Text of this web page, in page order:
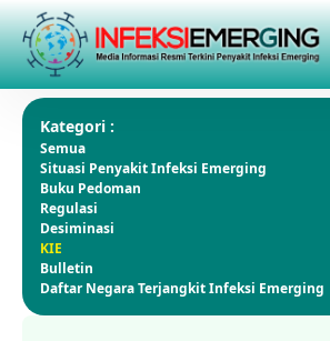
Kategori :
Semua
Situasi Penyakit Infeksi Emerging
Buku Pedoman
Regulasi
Desiminasi
KIE
Bulletin
Daftar Negara Terjangkit Infeksi Emerging